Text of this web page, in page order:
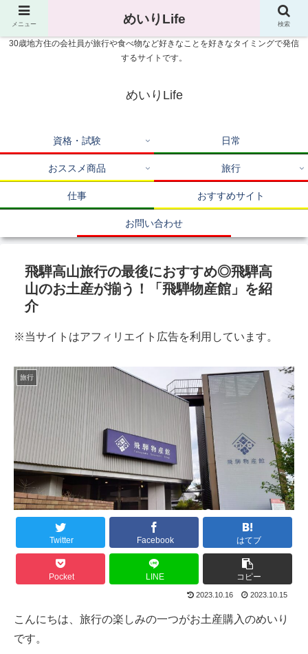
30歳地方住の会社員が旅行や食べ物など好きなことを好きなタイミングで発信
するサイトです。
めいりLife
資格・試験 日常
おススメ商品 旅行
仕事 おすすめサイト
お問い合わせ
飛騨高山旅行の最後におすすめ◎飛騨高
山のお土産が揃う！「飛騨物産館」を紹
介
※当サイトはアフィリエイト広告を利用しています。
旅行
Twitter Facebook はてブ
Pocket LINE コピー
2023.10.16 2023.10.15
こんにちは、旅行の楽しみの一つがお土産購入のめいり
です。
メニュー めいりLife 検索